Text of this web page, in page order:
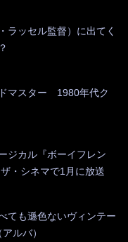
ラッセル監督）に出てく
マスター 1980年代ク
ジカル『ボーイフレン
・シネマで1月に放送
ても遜色ないヴィンテー
ルバ）